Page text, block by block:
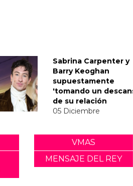
Sabrina Carpenter y
Barry Keoghan
supuestamente
'tomando un
de su relación
05 Diciembre
VMAS
MENSAJE DEL REY